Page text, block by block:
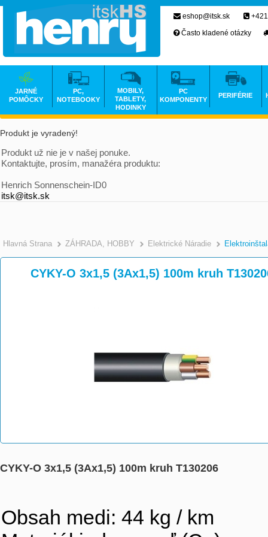
Produkt je vyradený!
Produkt už nie je v našej ponuke.
Kontaktujte, prosím, manažéra produktu:
Henrich Sonnenschein-ID0
itsk@itsk.sk
Hlavná Strana >
ZÁHRADA, HOBBY >
Elektrické Náradie
CYKY-O 3x1,5 (3Ax1,5) 100m kruh
CYKY-O 3x1,5 (3Ax1,5) 100m kruh T130206
Obsah medi: 44 kg / km
eshop@itsk.sk
Často kladené otázky
JARNÉ
POMÔCKY
PC,
NOTEBOOKY
MOBILY,
TABLETY,
HODINKY
PC
KOMPONENTY
PERIFÉRIE